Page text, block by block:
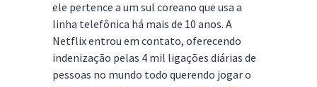
ele pertence a um sul coreano que usa a
linha telefônica há mais de 10 anos. A
Netflix entrou em contato, oferecendo
indenização pelas 4 mil ligações diárias de
pessoas no mundo todo querendo jogar o